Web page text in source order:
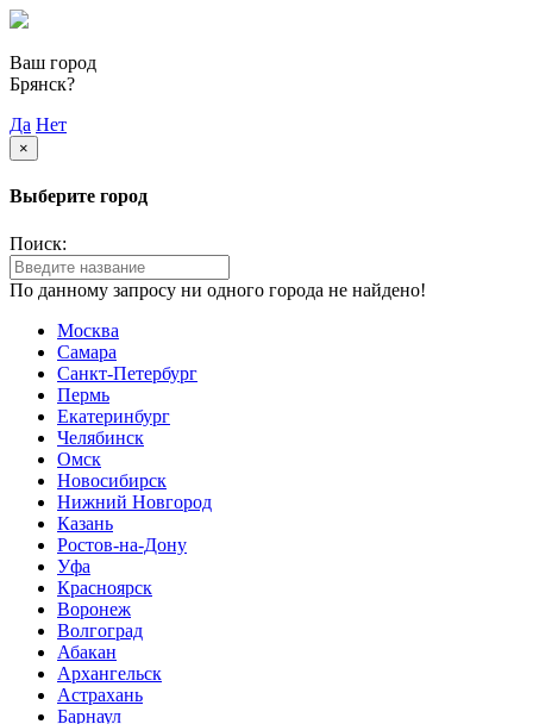
Ваш город
Брянск?
Да Нет
×
Выберите город
Поиск:
По данному запросу ни одного города не найдено!
Москва
Самара
Санкт-Петербург
Пермь
Екатеринбург
Челябинск
Омск
Новосибирск
Нижний Новгород
Казань
Ростов-на-Дону
Уфа
Красноярск
Воронеж
Волгоград
Абакан
Архангельск
Астрахань
Барнаул